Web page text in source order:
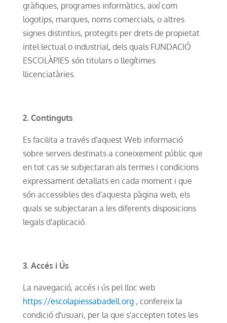
gràfiques, programes informàtics, així com
logotips, marques, noms comercials, o altres
signes distintius, protegits per drets de propietat
intel·lectual o industrial, dels quals FUNDACIÓ
ESCOLÀPIES són titulars o llegítimes
llicenciatàries.
2. Continguts
Es facilita a través d'aquest Web informació
sobre serveis destinats a coneixement públic que
en tot cas se subjectaran als termes i condicions
expressament detallats en cada moment i que
són accessibles des d'aquesta pàgina web, els
quals se subjectaran a les diferents disposicions
legals d'aplicació.
3. Accés i Ús
La navegació, accés i ús pel lloc web
https://escolapiessabadell.org, confereix la
condició d'usuari, per la que s'accepten totes les